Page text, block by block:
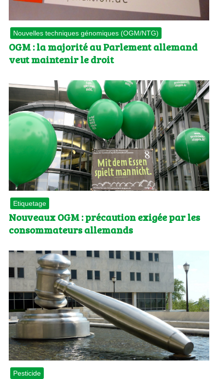
Nouvelles techniques génomiques (OGM/NTG)
OGM : la majorité au Parlement allemand
veut maintenir le droit
Etiquetage
Nouveaux OGM : précaution exigée par les
consommateurs allemands
Pesticide